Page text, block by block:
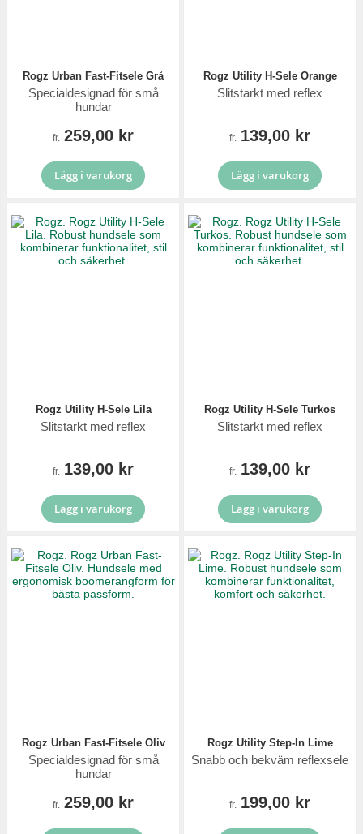
Rogz Urban Fast-Fitsele Grå
Specialdesignad för små
hundar
fr. 259,00 kr
Lägg i varukorg
Rogz Utility H-Sele Orange
Slitstarkt med reflex
fr. 139,00 kr
Lägg i varukorg
Rogz Utility H-Sele Lila
Slitstarkt med reflex
fr. 139,00 kr
Lägg i varukorg
Rogz Utility H-Sele Turkos
Slitstarkt med reflex
fr. 139,00 kr
Lägg i varukorg
Rogz Urban Fast-Fitsele Oliv
Specialdesignad för små
hundar
fr. 259,00 kr
Rogz Utility Step-In Lime
Snabb och bekväm reflexsele
fr. 199,00 kr